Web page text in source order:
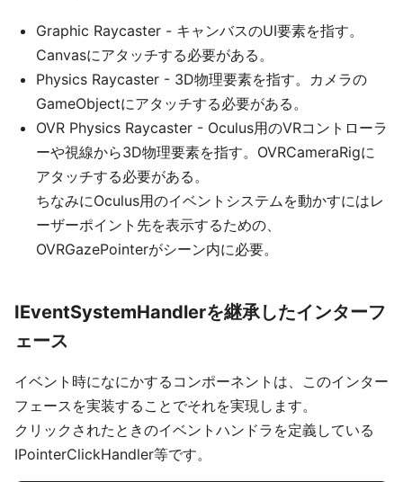
Graphic Raycaster - キャンバスのUI要素を指す。
Canvasにアタッチする必要がある。
Physics Raycaster - 3D物理要素を指す。カメラの
GameObjectにアタッチする必要がある。
OVR Physics Raycaster - Oculus用のVRコントローラ
ーや視線から3D物理要素を指す。OVRCameraRigに
アタッチする必要がある。
ちなみにOculus用のイベントシステムを動かすにはレ
ーザーポイント先を表示するための、
OVRGazePointerがシーン内に必要。
IEventSystemHandlerを継承したインターフ
ェース
イベント時になにかするコンポーネントは、このインター
フェースを実装することでそれを実現します。
クリックされたときのイベントハンドラを定義している
IPointerClickHandler等です。